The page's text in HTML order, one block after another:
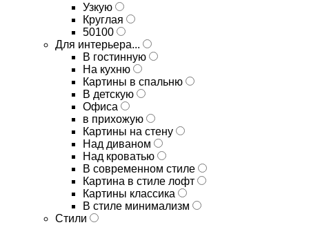
Узкую
Круглая
50100
Для интерьера...
В гостинную
На кухню
Картины в спальню
В детскую
Офиса
в прихожую
Картины на стену
Над диваном
Над кроватью
В современном стиле
Картина в стиле лофт
Картины классика
В стиле минимализм
Стили